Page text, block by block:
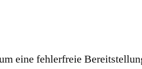
eine fehlerfreie